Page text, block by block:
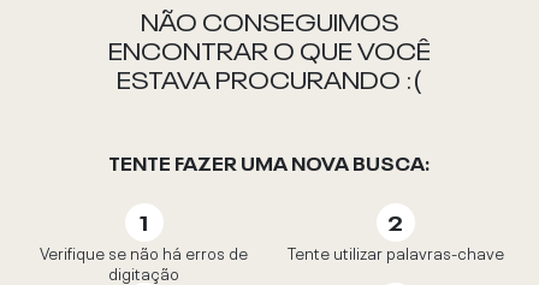
NÃO CONSEGUIMOS
ENCONTRAR O QUE VOCÊ
ESTAVA PROCURANDO :(
TENTE FAZER UMA NOVA BUSCA:
Verifique se não há erros de
digitação
Tente utilizar palavras-chave